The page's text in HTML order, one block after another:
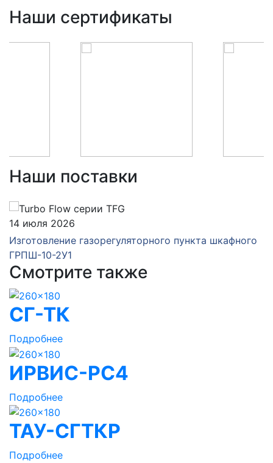
Наши сертификаты
Наши поставки
14 июля 2026
Изготовление газорегуляторного пункта шкафного
ГРПШ-10-2У1
Смотрите также
СГ-ТК
Подробнее
ИРВИС-РС4
Подробнее
ТАУ-СГТКР
Подробнее